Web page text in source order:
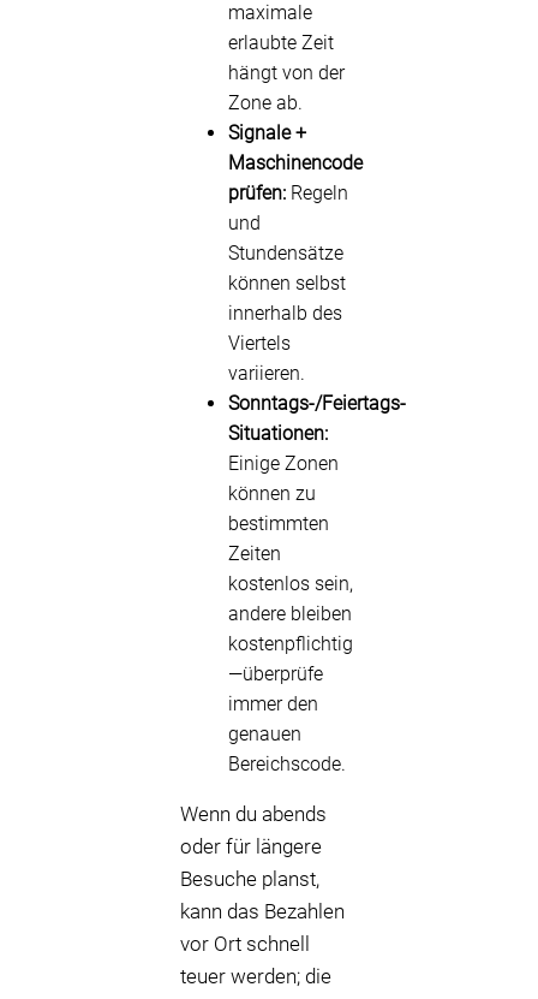
maximale
erlaubte Zeit
hängt von der
Zone ab.
Signale +
Maschinencode
prüfen: Regeln
und
Stundensätze
können selbst
innerhalb des
Viertels
variieren.
Sonntags-/Feiertags-
Situationen:
Einige Zonen
können zu
bestimmten
Zeiten
kostenlos sein,
andere bleiben
kostenpflichtig
—überprüfe
immer den
genauen
Bereichscode.
Wenn du abends
oder für längere
Besuche planst,
kann das Bezahlen
vor Ort schnell
teuer werden; die